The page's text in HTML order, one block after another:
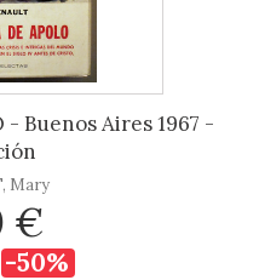
- Buenos Aires 1967 -
Mary
€
-50%